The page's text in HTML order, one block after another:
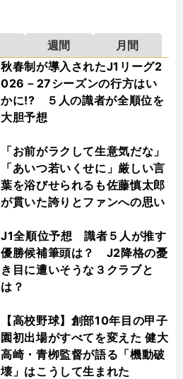
週間
月間
秋春制が導入されたJ1リーグ2
026－27シーズンの行方はい
かに!? ５人の識者が全順位を
大胆予想
「お前がラクして生意気だな」
「あいつ若いくせに」厳しい言
葉を浴びせられるも佐藤慎太郎
が貫いた誇りとファンへの思い
J1全順位予想 識者５人が推す
優勝候補筆頭は？ J2降格の憂
き目に遭いそうな３クラブと
は？
【高校野球】創部10年目の甲子
園初出場がすべてを変えた 健大
高崎・青栁監督が語る「機動破
壊」はこうして生まれた